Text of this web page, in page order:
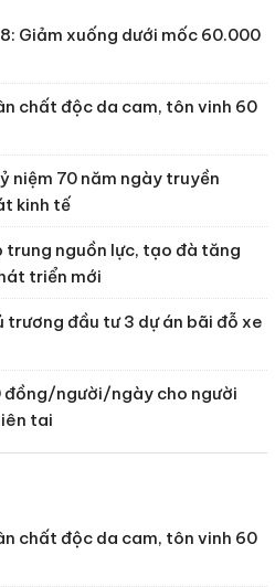
Giảm xuống dưới mốc 60.000
chất độc da cam, tôn vinh 60
niệm 70 năm ngày truyền
kinh tế
trung nguồn lực, tạo đà tăng
triển mới
trương đầu tư 3 dự án bãi đỗ xe
đồng/người/ngày cho người
tai
chất độc da cam, tôn vinh 60